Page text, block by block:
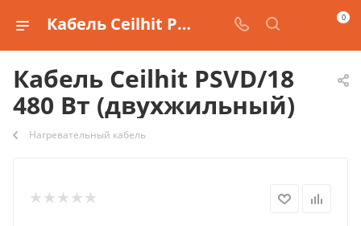
Кабель Ceilhit PSVD/18 480 Вт (двухжильный) купить 0
Кабель Ceilhit PSVD/18
480 Вт (двухжильный)
Нагревательный кабель